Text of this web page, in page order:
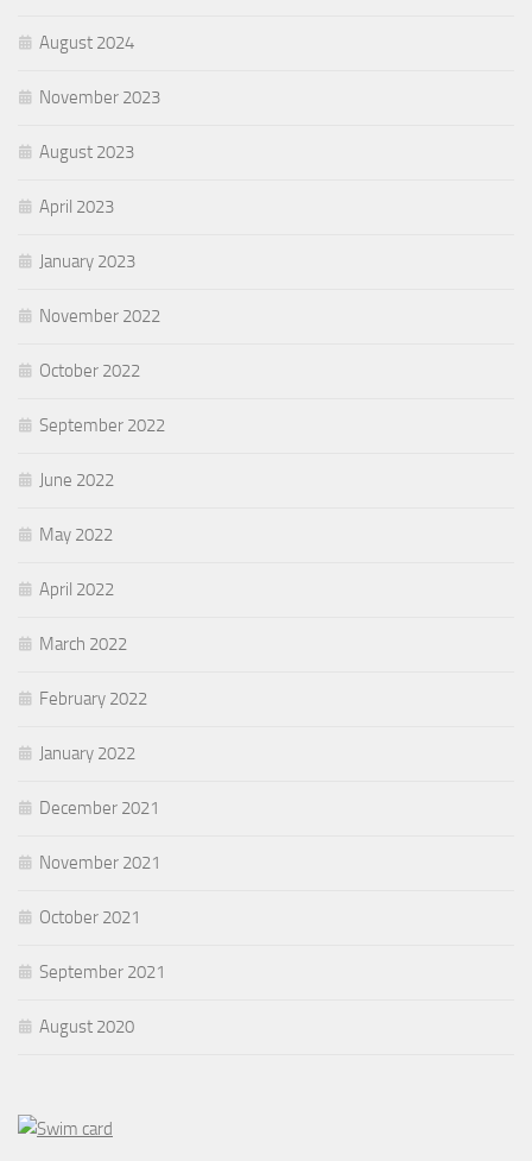
August 2024
November 2023
August 2023
April 2023
January 2023
November 2022
October 2022
September 2022
June 2022
May 2022
April 2022
March 2022
February 2022
January 2022
December 2021
November 2021
October 2021
September 2021
August 2020